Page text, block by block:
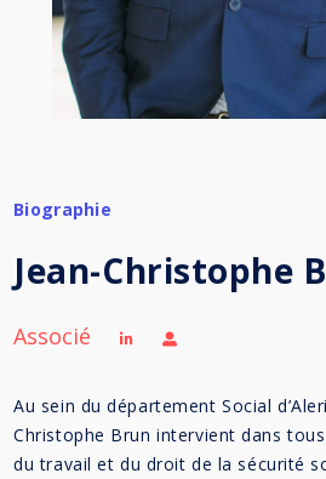
Biographie
Jean-Christophe
Associé
Au sein du département Social
Christophe Brun intervient dans
du travail et du droit de la sécurité